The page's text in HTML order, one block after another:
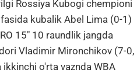
Rossiya Kubogi chempioni
kubalik Abel Lima (0-1)
15" 10 raundlik jangda
Vladimir Mironchikov (7-0,
o'rta vaznda WBA